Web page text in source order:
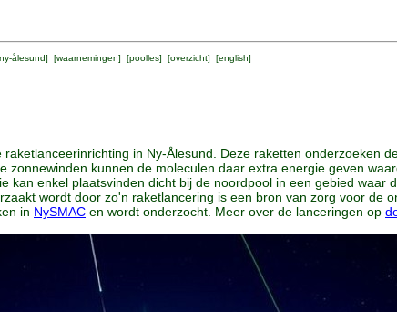
ny-ålesund] [waarnemingen] [poolles] [overzicht] [english]
in Ny-Ålesund. Deze raketten onderzoeken
zonnewinden kunnen de moleculen daar extra energie geven
kan enkel plaatsvinden dicht bij de noordpool in een gebied waar
wordt door zo'n raketlancering is een bron van zorg voor de
in NySMAC en wordt onderzocht. Meer over de lanceringen op